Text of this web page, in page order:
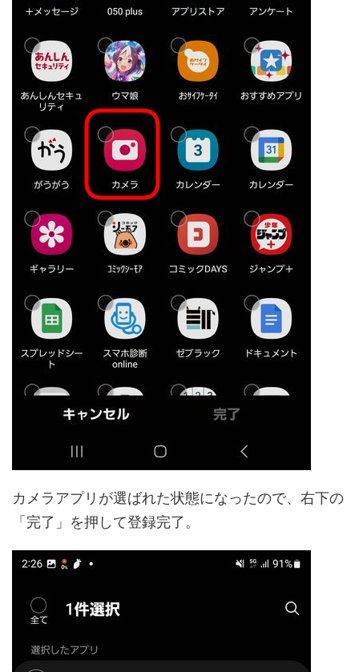
カメラアプリが選ばれた状態になったので、右下の
「完了」を押して登録完了。